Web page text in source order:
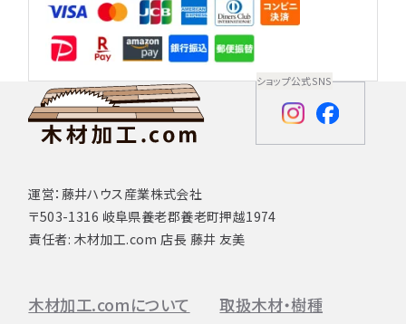
運営：藤井ハウス産業株式会社
〒503-1316 岐阜県養老郡養老町押越1974
責任者: 木材加工.com 店長 藤井 友美
ショップ公式SNS
木材加工.comについて 取扱木材・樹種